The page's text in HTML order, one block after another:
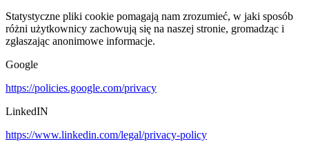
Statystyczne pliki cookie pomagają nam zrozumieć, w jaki sposób
różni użytkownicy zachowują się na naszej stronie, gromadząc i
zgłaszając anonimowe informacje.
Google
https://policies.google.com/privacy
LinkedIN
https://www.linkedin.com/legal/privacy-policy